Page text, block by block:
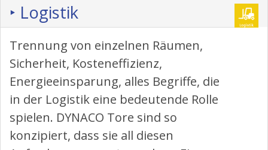
‣ Logistik
Trennung von einzelnen Räumen,
Sicherheit, Kosteneffizienz,
Energieeinsparung, alles Begriffe, die
in der Logistik eine bedeutende Rolle
spielen. DYNACO Tore sind so
konzipiert, dass sie all diesen